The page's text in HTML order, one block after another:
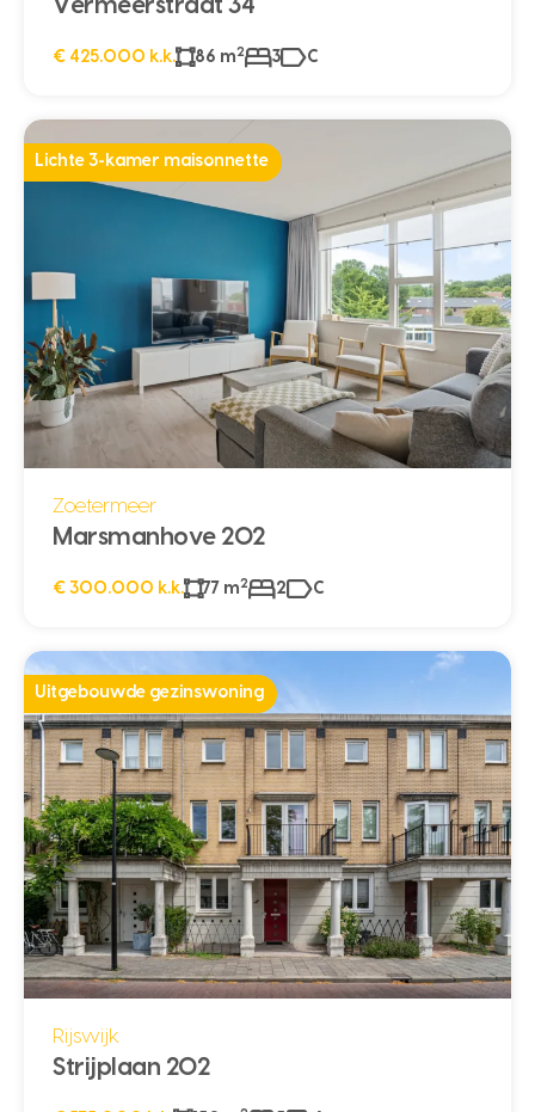
Vermeerstraat 34
€ 425.000 k.k. 86 m2 3 C
Lichte 3-kamer maisonnette
Zoetermeer
Marsmanhove 202
€ 300.000 k.k. 77 m2 2 C
Uitgebouwde gezinswoning
Rijswijk
Strijplaan 202